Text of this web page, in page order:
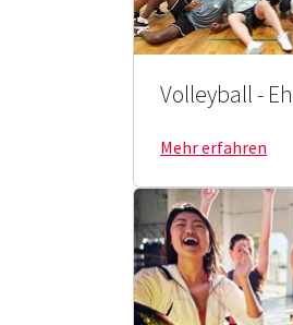
Volleyball -
Mehr erfahren